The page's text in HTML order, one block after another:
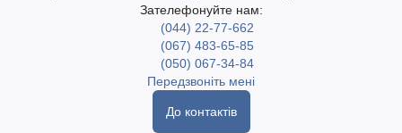
Зателефонуйте нам:
(044) 22-77-662
(067) 483-65-85
(050) 067-34-84
Передзвоніть мені
До контактів